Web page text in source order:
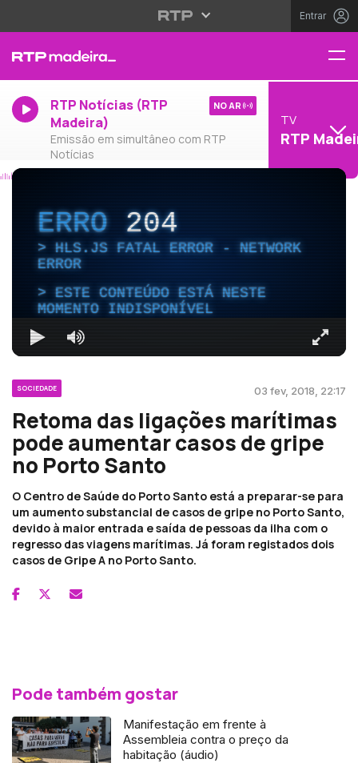
Entrar
RTP Notícias (RTP
Madeira)
Emissão em simultâneo com RTP
Notícias
NO AR
TV
RTP
ERRO204
HLS.JS FATAL ERROR - NETWORK
ERROR
ESTE CONTEÚDO ESTÁ NESTE
MOMENTO INDISPONÍVEL
SOCIEDADE 03 fev, 2018, 22:17
Retoma das ligações marítimas
pode aumentar casos de gripe
no Porto Santo
O Centro de Saúde do Porto Santo está a preparar-se para
um aumento substancial de casos de gripe no Porto Santo,
devido à maior entrada e saída de pessoas da ilha com o
regresso das viagens marítimas. Já foram registados dois
casos de Gripe A no Porto Santo.
Pode também gostar
Manifestação em frente à
Assembleia contra o preço da
habitação (áudio)